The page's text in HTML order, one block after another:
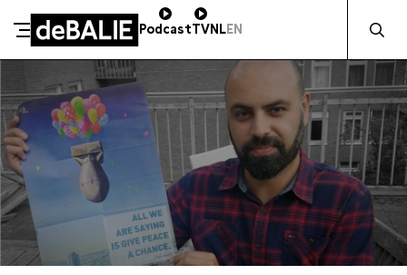
Meteen naar de content
De Balie
PodcastTVNLEN